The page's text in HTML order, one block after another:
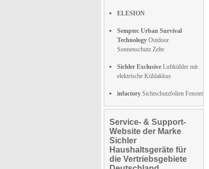
ELESION
Semptec Urban Survival
Technology Outdoor
Sonnenschutz Zelte
Sichler Exclusive Luftkühler mit
elektrische Kühlakkus
infactory Sichtschutzfolien Fenster
Service- & Support-
Website der Marke
Sichler
Haushaltsgeräte für
die Vertriebsgebiete